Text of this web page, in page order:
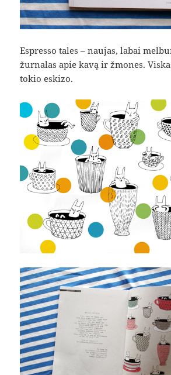
Espresso tales – naujas, labai
žurnalas apie kavą ir žmones.
tokio eskizo.